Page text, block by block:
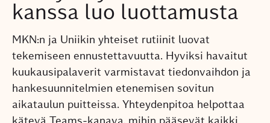
kanssa luo luottamusta
MKN:n ja Uniikin yhteiset rutiinit luovat
tekemiseen ennustettavuutta. Hyviksi havaitut
kuukausipalaverit varmistavat tiedonvaihdon ja
hankesuunnitelmien etenemisen sovitun
aikataulun puitteissa. Yhteydenpitoa helpottaa
kätevä Teams-kanava, mihin pääsevät kaikki